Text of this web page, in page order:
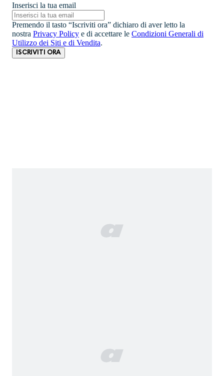
Inserisci la tua email
Premendo il tasto “Iscriviti ora” dichiaro di aver letto la
nostra Privacy Policy e di accettare le Condizioni Generali di
Utilizzo dei Siti e di Vendita.
ISCRIVITI ORA